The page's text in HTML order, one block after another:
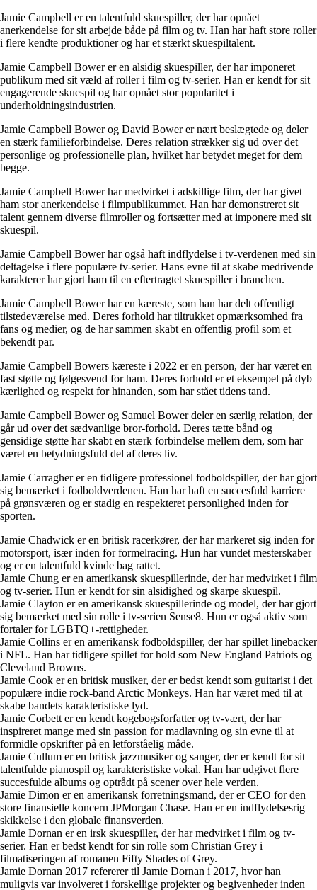
Jamie Campbell er en talentfuld skuespiller, der har opnået
anerkendelse for sit arbejde både på film og tv. Han har haft store roller
i flere kendte produktioner og har et stærkt skuespiltalent.
Jamie Campbell Bower er en alsidig skuespiller, der har imponeret
publikum med sit væld af roller i film og tv-serier. Han er kendt for sit
engagerende skuespil og har opnået stor popularitet i
underholdningsindustrien.
Jamie Campbell Bower og David Bower er nært beslægtede og deler
en stærk familieforbindelse. Deres relation strækker sig ud over det
personlige og professionelle plan, hvilket har betydet meget for dem
begge.
Jamie Campbell Bower har medvirket i adskillige film, der har givet
ham stor anerkendelse i filmpublikummet. Han har demonstreret sit
talent gennem diverse filmroller og fortsætter med at imponere med sit
skuespil.
Jamie Campbell Bower har også haft indflydelse i tv-verdenen med sin
deltagelse i flere populære tv-serier. Hans evne til at skabe medrivende
karakterer har gjort ham til en eftertragtet skuespiller i branchen.
Jamie Campbell Bower har en kæreste, som han har delt offentligt
tilstedeværelse med. Deres forhold har tiltrukket opmærksomhed fra
fans og medier, og de har sammen skabt en offentlig profil som et
bekendt par.
Jamie Campbell Bowers kæreste i 2022 er en person, der har været en
fast støtte og følgesvend for ham. Deres forhold er et eksempel på dyb
kærlighed og respekt for hinanden, som har stået tidens tand.
Jamie Campbell Bower og Samuel Bower deler en særlig relation, der
går ud over det sædvanlige bror-forhold. Deres tætte bånd og
gensidige støtte har skabt en stærk forbindelse mellem dem, som har
været en betydningsfuld del af deres liv.
Jamie Carragher er en tidligere professionel fodboldspiller, der har gjort
sig bemærket i fodboldverdenen. Han har haft en succesfuld karriere
på grønsværen og er stadig en respekteret personlighed inden for
sporten.
Jamie Chadwick er en britisk racerkører, der har markeret sig inden for
motorsport, især inden for formelracing. Hun har vundet mesterskaber
og er en talentfuld kvinde bag rattet.
Jamie Chung er en amerikansk skuespillerinde, der har medvirket i film
og tv-serier. Hun er kendt for sin alsidighed og skarpe skuespil.
Jamie Clayton er en amerikansk skuespillerinde og model, der har gjort
sig bemærket med sin rolle i tv-serien Sense8. Hun er også aktiv som
fortaler for LGBTQ+-rettigheder.
Jamie Collins er en amerikansk fodboldspiller, der har spillet linebacker
i NFL. Han har tidligere spillet for hold som New England Patriots og
Cleveland Browns.
Jamie Cook er en britisk musiker, der er bedst kendt som guitarist i det
populære indie rock-band Arctic Monkeys. Han har været med til at
skabe bandets karakteristiske lyd.
Jamie Corbett er en kendt kogebogsforfatter og tv-vært, der har
inspireret mange med sin passion for madlavning og sin evne til at
formidle opskrifter på en letforståelig måde.
Jamie Cullum er en britisk jazzmusiker og sanger, der er kendt for sit
talentfulde pianospil og karakteristiske vokal. Han har udgivet flere
succesfulde albums og optrådt på scener over hele verden.
Jamie Dimon er en amerikansk forretningsmand, der er CEO for den
store finansielle koncern JPMorgan Chase. Han er en indflydelsesrig
skikkelse i den globale finansverden.
Jamie Dornan er en irsk skuespiller, der har medvirket i film og tv-
serier. Han er bedst kendt for sin rolle som Christian Grey i
filmatiseringen af romanen Fifty Shades of Grey.
Jamie Dornan 2017 refererer til Jamie Dornan i 2017, hvor han
muligvis var involveret i forskellige projekter og begivenheder inden